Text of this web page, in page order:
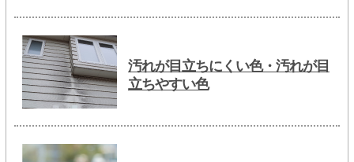
汚れが目立ちにくい色・汚れが目
立ちやすい色